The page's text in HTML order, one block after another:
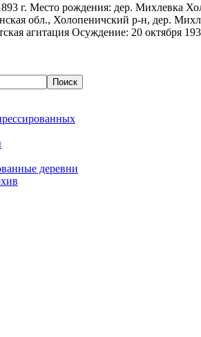
г. Место рождения: дер. Михлевка
обл., Холопеничский р-н, дер.
агитация Осуждение: 20 октября
Поиск
деревни